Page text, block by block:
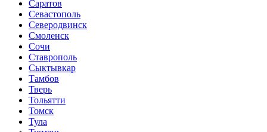
Саратов
Севастополь
Северодвинск
Смоленск
Сочи
Ставрополь
Сыктывкар
Тамбов
Тверь
Тольятти
Томск
Тула